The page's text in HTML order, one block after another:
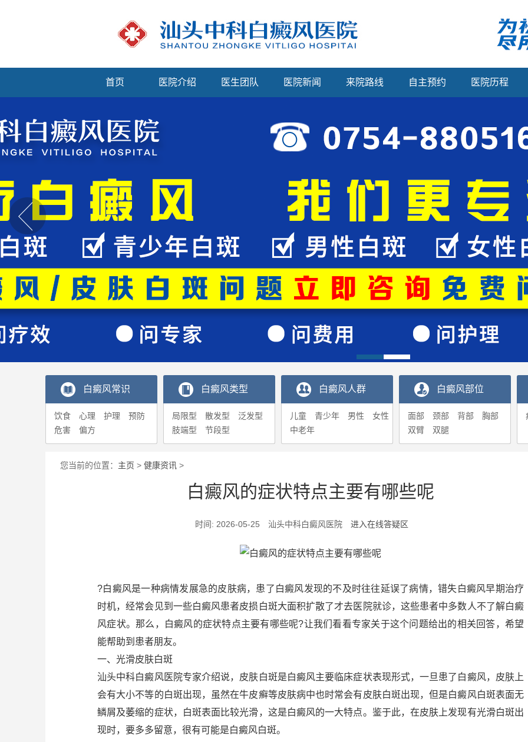
首页 医院介绍 医生团队 医院新闻 来院路线 自主预约 医院历程
白癜风常识
饮食 心理 护理
预防
危害
偏方
白癜风类型
局限型 散发型
泛发型
肢端型
节段型
白癜风人群
儿童 青少年 男性
女性
中老年
白癜风部位
面部 颈部 背部
胸部
双臂
双腿
您当前的位置： 主页 > 健康资讯 >
白癜风的症状特点主要有哪些呢
时间: 2026-05-25 汕头中科白癜风医院 进入在线答疑区
?白癜风是一种病情发展急的皮肤病，患了白癜风发现的不及时往往延误了病情，错失白癜风早期治疗
时机，经常会见到一些白癜风患者皮损白斑大面积扩散了才去医院就诊，这些患者中多数人不了解白癜
风症状。那么，白癜风的症状特点主要有哪些呢?让我们看看专家关于这个问题给出的相关回答，希望
能帮助到患者朋友。
一、光滑皮肤白斑
汕头中科白癜风医院专家介绍说，皮肤白斑是白癜风主要临床症状表现形式，一旦患了白癜风，皮肤上
会有大小不等的白斑出现，虽然在牛皮癣等皮肤病中也时常会有皮肤白斑出现，但是白癜风白斑表面无
鳞屑及萎缩的症状，白斑表面比较光滑，这是白癜风的一大特点。鉴于此，在皮肤上发现有光滑白斑出
现时，要多多留意，很有可能是白癜风白斑。